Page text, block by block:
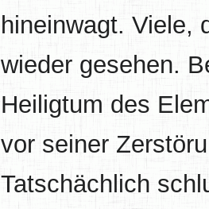
hineinwagt. Viele,
wieder gesehen.
Heiligtum des
vor seiner
Tatschächlich